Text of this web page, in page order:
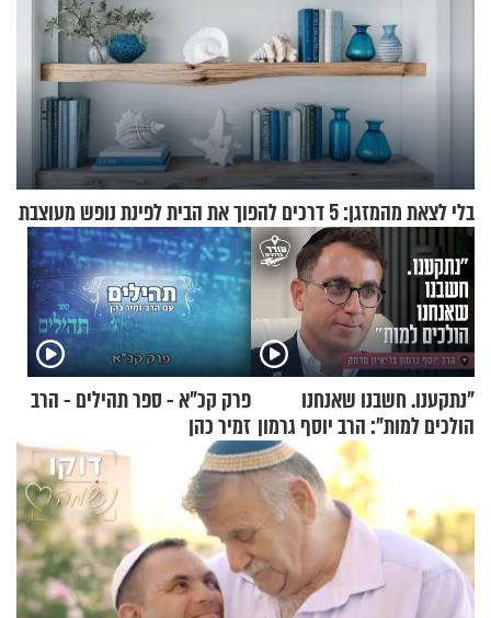
בלי לצאת מהמזגן: 5 דרכים להפוך את הבית לפינת נופש מעוצבת
"נתקענו. חשבנו שאנחנו
הולכים למות": הרב יוסף גרמון
פרק קכ"א - ספר תהילים - הרב
זמיר כהן